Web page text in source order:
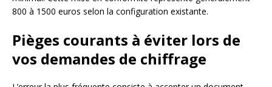
800 à 1500 euros selon la configuration existante.
Pièges courants à éviter lors de
vos demandes de chiffrage